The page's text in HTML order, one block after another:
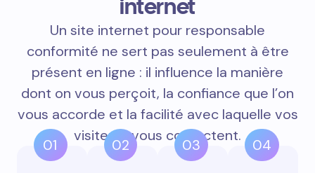
internet
Un site internet pour responsable
conformité ne sert pas seulement à être
présent en ligne : il influence la manière
dont on vous perçoit, la confiance que l’on
vous accorde et la facilité avec laquelle vos
visiteurs vous contactent.
01 02 03 04